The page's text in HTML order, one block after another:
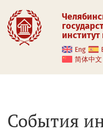
институт
Eng
简体中文
События